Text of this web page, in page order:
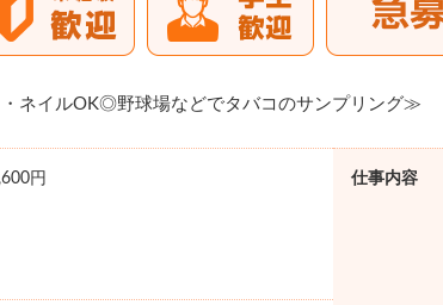
ネイルOK◎野球場などでタバコのサンプリング≫
円 仕事内容